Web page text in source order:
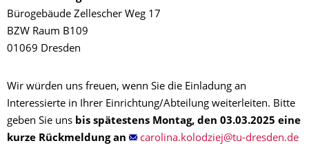
Bürogebäude Zellescher Weg 17
BZW Raum B109
01069 Dresden
Wir würden uns freuen, wenn Sie die Einladung an
Interessierte in Ihrer Einrichtung/Abteilung weiterleiten. Bitte
geben Sie uns bis spätestens Montag, den 03.03.2025 eine
kurze Rückmeldung an